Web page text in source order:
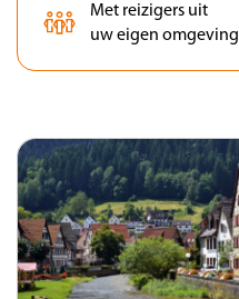
Met reizigers uit
uw eigen omgeving